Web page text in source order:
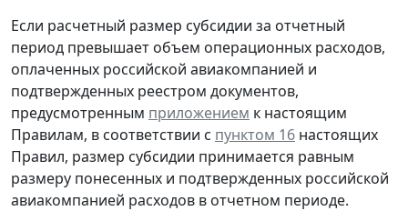
Если расчетный размер субсидии за отчетный
период превышает объем операционных расходов,
оплаченных российской авиакомпанией и
подтвержденных реестром документов,
предусмотренным приложением к настоящим
Правилам, в соответствии с пунктом 16 настоящих
Правил, размер субсидии принимается равным
размеру понесенных и подтвержденных российской
авиакомпанией расходов в отчетном периоде.